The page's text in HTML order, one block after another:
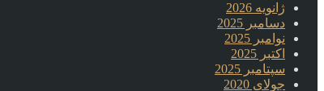
ژانویه 2026
دسامبر 2025
نوامبر 2025
اکتبر 2025
سپتامبر 2025
جولای 2020